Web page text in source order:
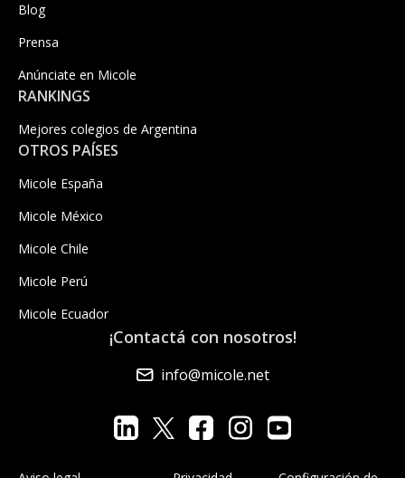
Blog
Prensa
Anúnciate en Micole
RANKINGS
Mejores colegios de Argentina
OTROS PAÍSES
Micole España
Micole México
Micole Chile
Micole Perú
Micole Ecuador
¡Contactá con nosotros!
info@micole.net